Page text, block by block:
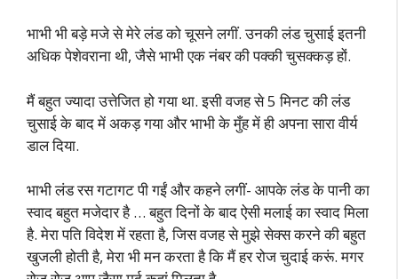
भाभी भी बड़े मजे से मेरे लंड को चूसने लगीं. उनकी लंड चुसाई इतनी
अधिक पेशेवराना थी, जैसे भाभी एक नंबर की पक्की चुसक्कड़ हों.
मैं बहुत ज्यादा उत्तेजित हो गया था. इसी वजह से 5 मिनट की लंड
चुसाई के बाद में अकड़ गया और भाभी के मुँह में ही अपना सारा वीर्य
डाल दिया.
भाभी लंड रस गटागट पी गईं और कहने लगीं- आपके लंड के पानी का
स्वाद बहुत मजेदार है … बहुत दिनों के बाद ऐसी मलाई का स्वाद मिला
है. मेरा पति विदेश में रहता है, जिस वजह से मुझे सेक्स करने की बहुत
खुजली होती है, मेरा भी मन करता है कि मैं हर रोज चुदाई करूं. मगर